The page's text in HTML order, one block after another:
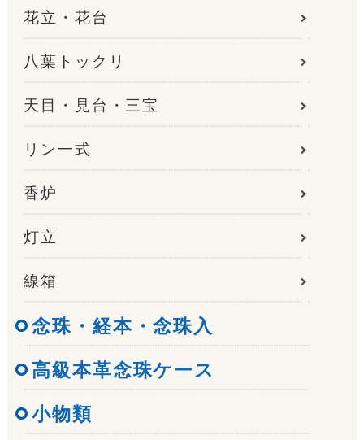
花立・花台
八葉トックリ
天目・見台・三宝
リン一式
香炉
灯立
線箱
念珠・経本・念珠入
高級本革念珠ケース
小物類